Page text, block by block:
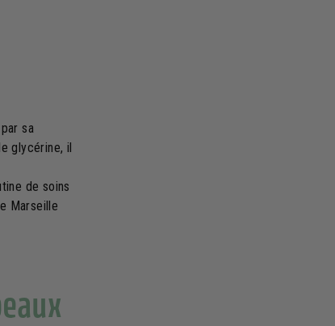
sa
glycérine, il
de soins
Marseille